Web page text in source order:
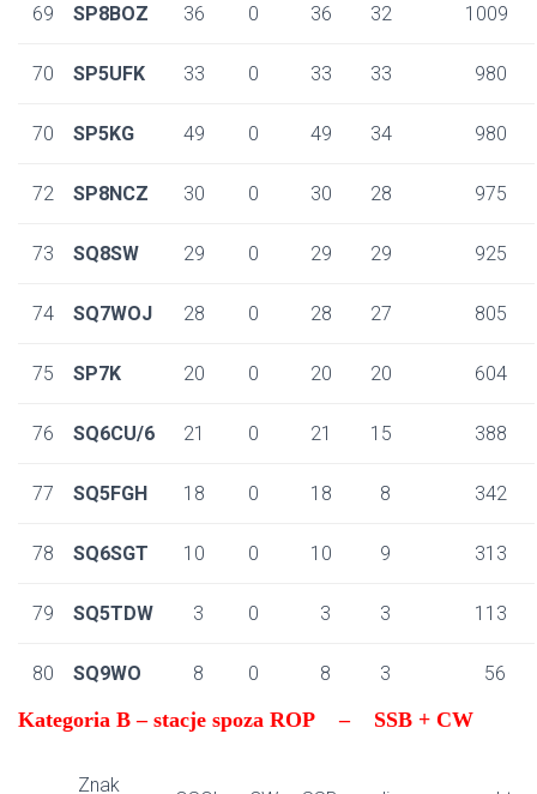
69 SP8BOZ 36 0 36 32 1009
70 SP5UFK 33 0 33 33 980
70 SP5KG 49 0 49 34 980
72 SP8NCZ 30 0 30 28 975
73 SQ8SW 29 0 29 29 925
74 SQ7WOJ 28 0 28 27 805
75 SP7K 20 0 20 20 604
76 SQ6CU/6 21 0 21 15 388
77 SQ5FGH 18 0 18 8 342
78 SQ6SGT 10 0 10 9 313
79 SQ5TDW 3 0 3 3 113
80 SQ9WO 8 0 8 3 56
Kategoria B – stacje spoza ROP – SSB + CW
Znak